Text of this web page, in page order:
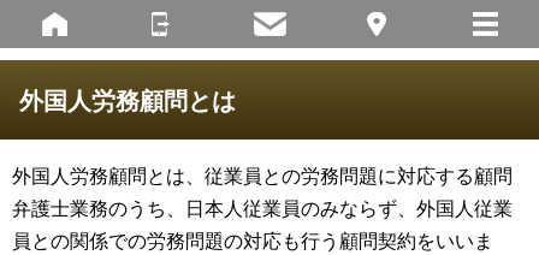
外国人労務顧問とは
外国人労務顧問とは、従業員との労務問題に対応する顧問
弁護士業務のうち、日本人従業員のみならず、外国人従業
員との関係での労務問題の対応も行う顧問契約をいいま